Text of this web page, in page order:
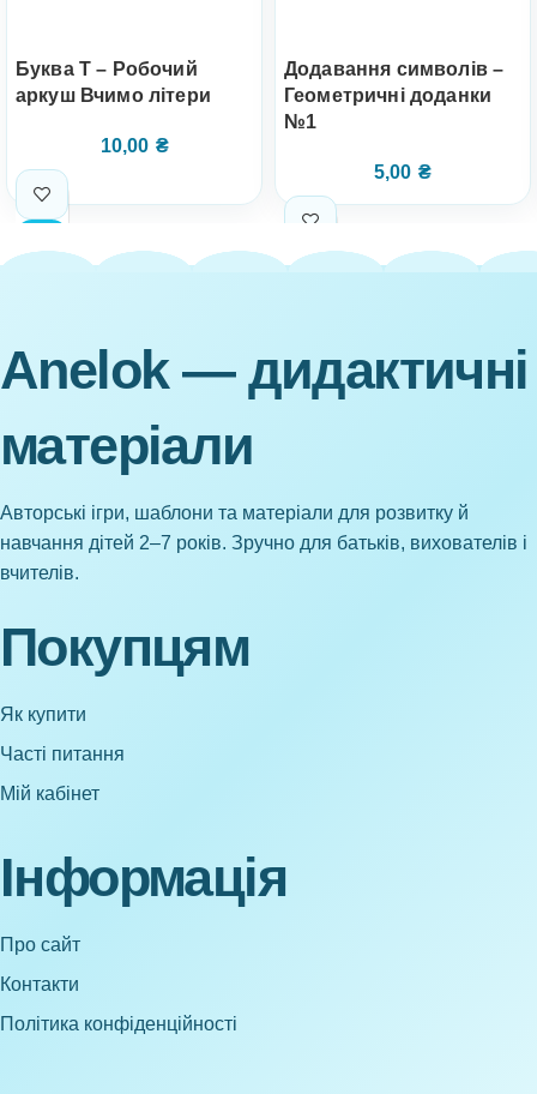
Буква Т – Робочий
аркуш Вчимо літери
10,00 ₴
Додавання символів –
Геометричні доданки
№1
5,00 ₴
Anelok — дидактичні
матеріали
Авторські ігри, шаблони та матеріали для розвитку й
навчання дітей 2–7 років. Зручно для батьків, вихователів і
вчителів.
Покупцям
Як купити
Часті питання
Мій кабінет
Інформація
Про сайт
Контакти
Політика конфіденційності